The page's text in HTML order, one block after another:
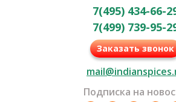
7(495) 434-66-
7(499) 739-95-
Заказать звонок
Подписка на